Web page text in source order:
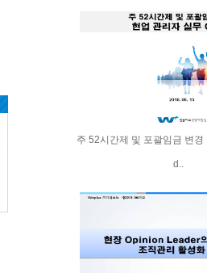
주 52시간제 및 포괄임금 변
d..